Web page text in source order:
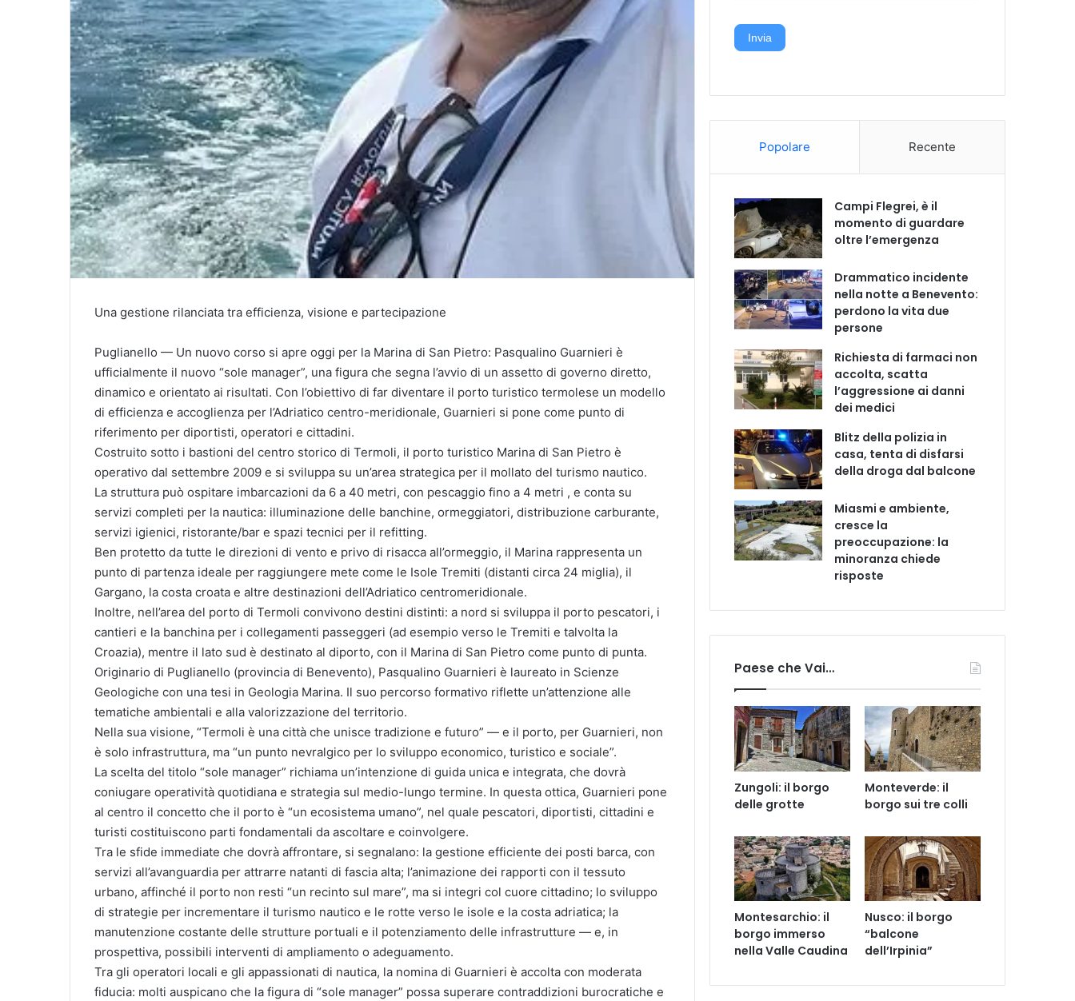
Una gestione rilanciata tra efficienza, visione e partecipazione
Puglianello — Un nuovo corso si apre oggi per la Marina di San Pietro: Pasqualino Guarnieri è
ufficialmente il nuovo “sole manager”, una figura che segna l’avvio di un assetto di governo diretto,
dinamico e orientato ai risultati. Con l’obiettivo di far diventare il porto turistico termolese un modello
di efficienza e accoglienza per l’Adriatico centro-meridionale, Guarnieri si pone come punto di
riferimento per diportisti, operatori e cittadini.
Costruito sotto i bastioni del centro storico di Termoli, il porto turistico Marina di San Pietro è
operativo dal settembre 2009 e si sviluppa su un’area strategica per il mollato del turismo nautico.
La struttura può ospitare imbarcazioni da 6 a 40 metri, con pescaggio fino a 4 metri , e conta su
servizi completi per la nautica: illuminazione delle banchine, ormeggiatori, distribuzione carburante,
servizi igienici, ristorante/bar e spazi tecnici per il refitting.
Ben protetto da tutte le direzioni di vento e privo di risacca all’ormeggio, il Marina rappresenta un
punto di partenza ideale per raggiungere mete come le Isole Tremiti (distanti circa 24 miglia), il
Gargano, la costa croata e altre destinazioni dell’Adriatico centromeridionale.
Inoltre, nell’area del porto di Termoli convivono destini distinti: a nord si sviluppa il porto pescatori, i
cantieri e la banchina per i collegamenti passeggeri (ad esempio verso le Tremiti e talvolta la
Croazia), mentre il lato sud è destinato al diporto, con il Marina di San Pietro come punto di punta.
Originario di Puglianello (provincia di Benevento), Pasqualino Guarnieri è laureato in Scienze
Geologiche con una tesi in Geologia Marina. Il suo percorso formativo riflette un’attenzione alle
tematiche ambientali e alla valorizzazione del territorio.
Nella sua visione, “Termoli è una città che unisce tradizione e futuro” — e il porto, per Guarnieri, non
è solo infrastruttura, ma “un punto nevralgico per lo sviluppo economico, turistico e sociale”.
La scelta del titolo “sole manager” richiama un’intenzione di guida unica e integrata, che dovrà
coniugare operatività quotidiana e strategia sul medio-lungo termine. In questa ottica, Guarnieri pone
al centro il concetto che il porto è “un ecosistema umano”, nel quale pescatori, diportisti, cittadini e
turisti costituiscono parti fondamentali da ascoltare e coinvolgere.
Tra le sfide immediate che dovrà affrontare, si segnalano: la gestione efficiente dei posti barca, con
servizi all’avanguardia per attrarre natanti di fascia alta; l’animazione dei rapporti con il tessuto
urbano, affinché il porto non resti “un recinto sul mare”, ma si integri col cuore cittadino; lo sviluppo
di strategie per incrementare il turismo nautico e le rotte verso le isole e la costa adriatica; la
manutenzione costante delle strutture portuali e il potenziamento delle infrastrutture — e, in
prospettiva, possibili interventi di ampliamento o adeguamento.
Tra gli operatori locali e gli appassionati di nautica, la nomina di Guarnieri è accolta con moderata
fiducia: molti auspicano che la figura di “sole manager” possa superare contraddizioni burocratiche e
Invia
Popolare Recente
Campi Flegrei, è il
momento di guardare
oltre l’emergenza
Drammatico incidente
nella notte a Benevento:
perdono la vita due
persone
Richiesta di farmaci non
accolta, scatta
l’aggressione ai danni
dei medici
Blitz della polizia in
casa, tenta di disfarsi
della droga dal balcone
Miasmi e ambiente,
cresce la
preoccupazione: la
minoranza chiede
risposte
Paese che Vai…
Zungoli: il borgo
delle grotte
Monteverde: il
borgo sui tre colli
Montesarchio: il
borgo immerso
nella Valle Caudina
Nusco: il borgo
“balcone
dell’Irpinia”